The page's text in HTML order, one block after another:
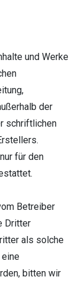
und Werke
der
schriftlichen
für den
Betreiber
Dritter
als solche
bitten wir